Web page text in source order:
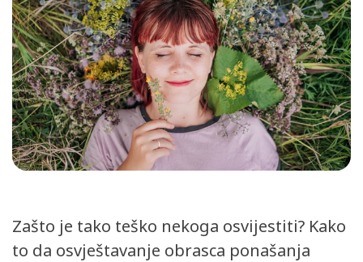
Zašto je tako teško nekoga osvijestiti? Kako
to da osvještavanje obrasca ponašanja